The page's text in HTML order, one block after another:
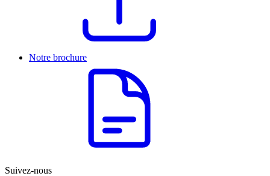
Notre brochure
Suivez-nous